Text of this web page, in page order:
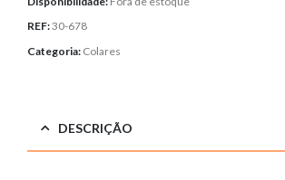
REF:30-678
Categoria: Colares
DESCRIÇÃO